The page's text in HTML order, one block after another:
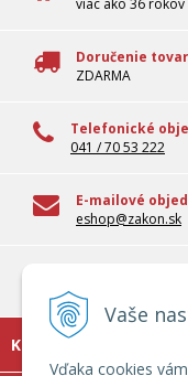
Vaše
Vďaka cookies
Doručenie
ZDARMA
Telefonické
041 / 70 53 222
E-mailové
eshop@zakon.sk
Odborné
KONTAKT